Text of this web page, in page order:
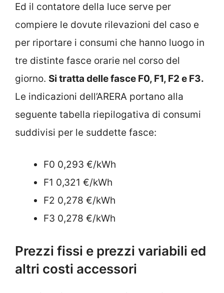
Ed il contatore della luce serve per
compiere le dovute rilevazioni del caso e
per riportare i consumi che hanno luogo in
tre distinte fasce orarie nel corso del
giorno. Si tratta delle fasce F0, F1, F2 e F3.
Le indicazioni dell’ARERA portano alla
seguente tabella riepilogativa di consumi
suddivisi per le suddette fasce:
F0 0,293 €/kWh
F1 0,321 €/kWh
F2 0,278 €/kWh
F3 0,278 €/kWh
Prezzi fissi e prezzi variabili ed
altri costi accessori